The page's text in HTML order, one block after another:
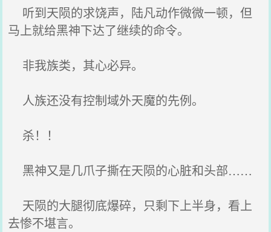
听到天陨的求饶声，陆凡动作微微一顿，但
马上就给黑神下达了继续的命令。
非我族类，其心必异。
人族还没有控制域外天魔的先例。
杀！！
黑神又是几爪子撕在天陨的心脏和头部……
天陨的大腿彻底爆碎，只剩下上半身，看上
去惨不堪言。